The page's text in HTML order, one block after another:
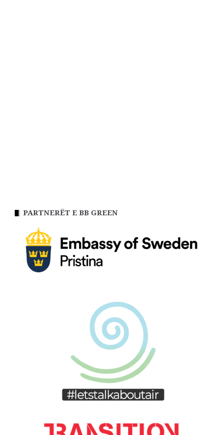
PARTNERËT E BB GREEN